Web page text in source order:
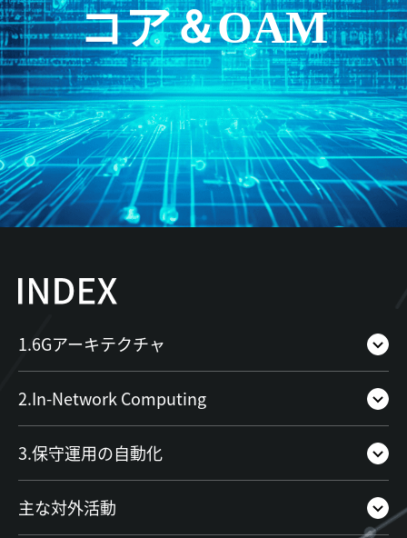
コア＆OAM
1.6Gアーキテクチャ
2.In-Network Computing
3.保守運用の自動化
主な対外活動